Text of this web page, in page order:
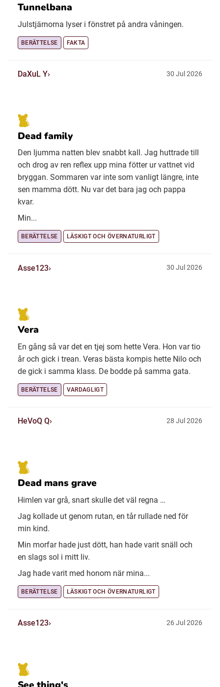
Tunnelbana
Julstjärnorna lyser i fönstret på andra våningen.
BERÄTTELSE FAKTA
DaXuL Y 30 Jul 2026
Dead family
Den ljumma natten blev snabbt kall. Jag huttrade till
och drog av ren reflex upp mina fötter ur vattnet vid
bryggan. Sommaren var inte som vanligt längre, inte
sen mamma dött. Nu var det bara jag och pappa
kvar.
Min...
BERÄTTELSE LÄSKIGT OCH ÖVERNATURLIGT
Asse123 30 Jul 2026
Vera
En gång så var det en tjej som hette Vera. Hon var tio
år och gick i trean. Veras bästa kompis hette Nilo och
de gick i samma klass. De bodde på samma gata.
BERÄTTELSE VARDAGLIGT
HeVoQ Q 28 Jul 2026
Dead mans grave
Himlen var grå, snart skulle det väl regna …
Jag kollade ut genom rutan, en tår rullade ned för
min kind.
Min morfar hade just dött, han hade varit snäll och
en slags sol i mitt liv.
Jag hade varit med honom när mina...
BERÄTTELSE LÄSKIGT OCH ÖVERNATURLIGT
Asse123 26 Jul 2026